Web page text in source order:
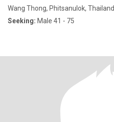
Wang Thong, Phitsanulok, Thailand
Seeking: Male 41 - 75